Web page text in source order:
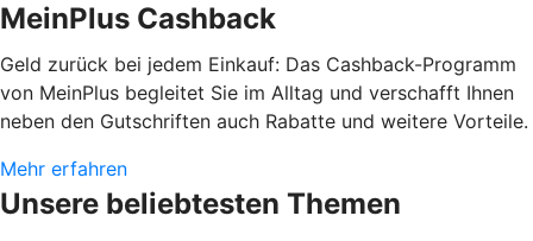
MeinPlus Cashback
Geld zurück bei jedem Einkauf: Das Cashback-Programm
von MeinPlus begleitet Sie im Alltag und verschafft Ihnen
neben den Gutschriften auch Rabatte und weitere Vorteile.
Mehr erfahren
Unsere beliebtesten Themen